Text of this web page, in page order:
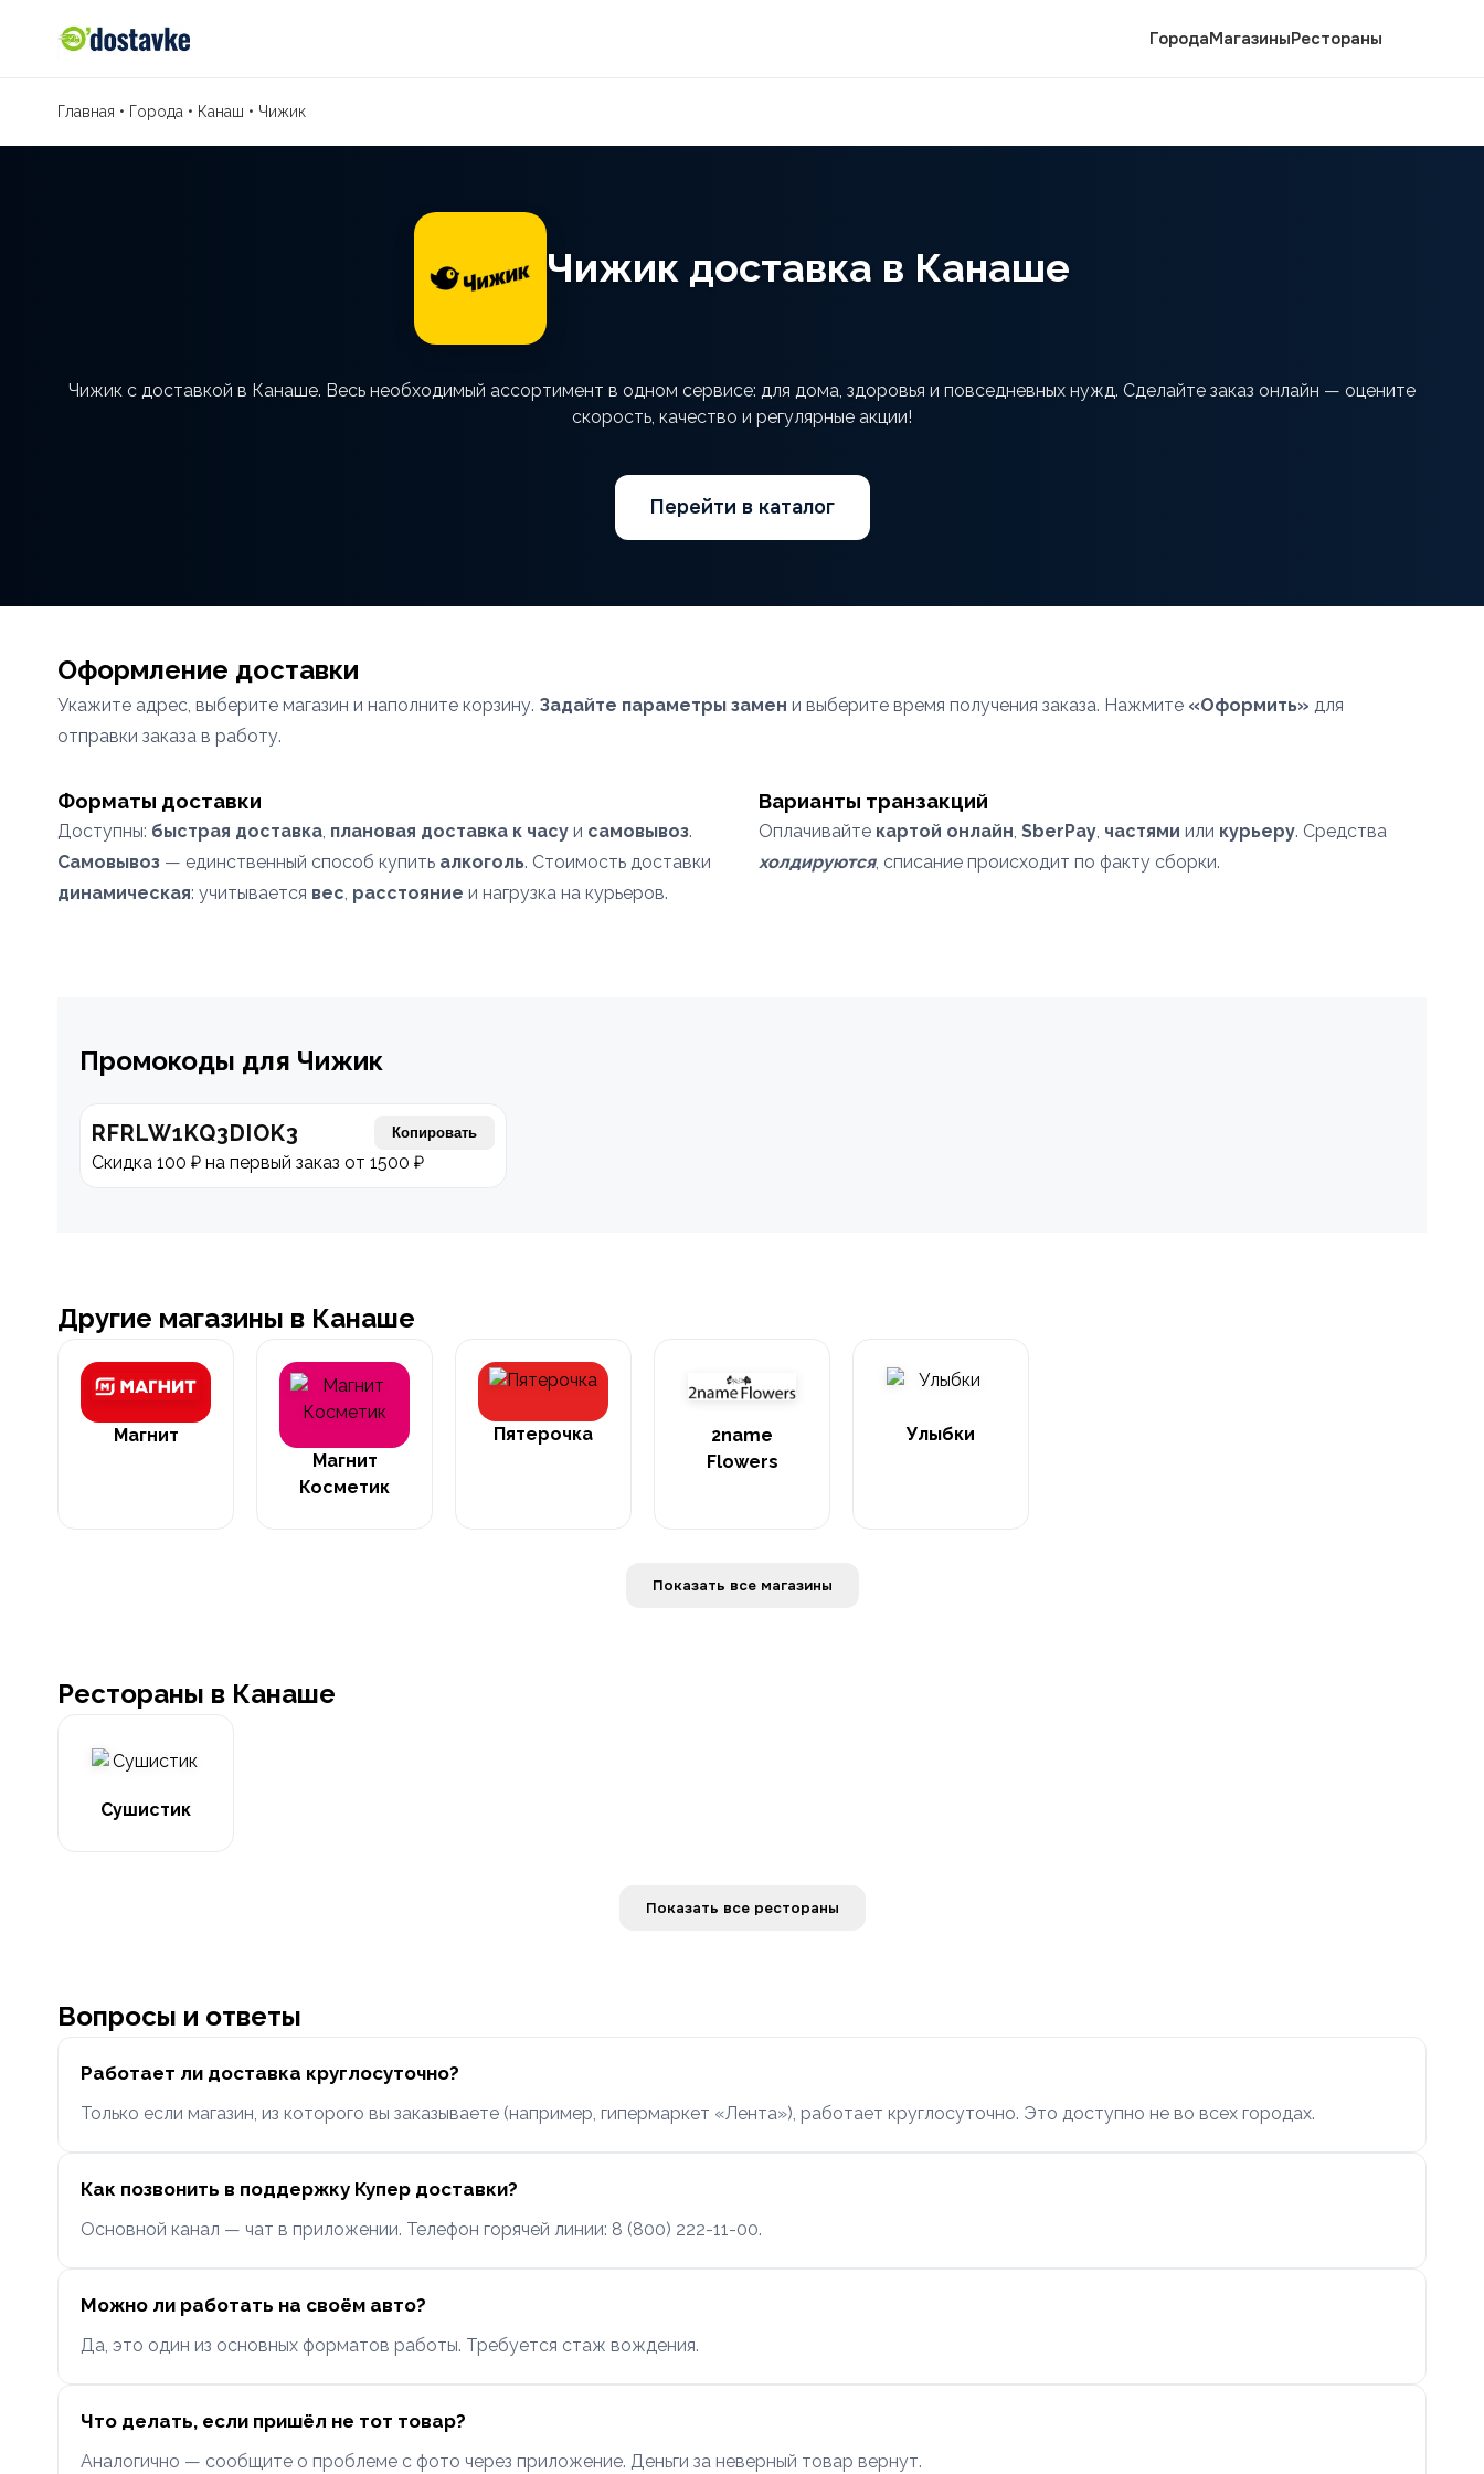
ГородаМагазиныРестораны
Главная • Города • Канаш • Чижик
Чижик доставка в Канаше
Чижик с доставкой в Канаше. Весь необходимый ассортимент в одном сервисе: для дома, здоровья и повседневных нужд. Сделайте заказ онлайн — оцените
скорость, качество и регулярные акции!
Перейти в каталог
Оформление доставки
Укажите адрес, выберите магазин и наполните корзину. Задайте параметры замен и выберите время получения заказа. Нажмите «Оформить» для
отправки заказа в работу.
Форматы доставки
Доступны: быстрая доставка, плановая доставка к часу и самовывоз.
Самовывоз — единственный способ купить алкоголь. Стоимость доставки
динамическая: учитывается вес, расстояние и нагрузка на курьеров.
Варианты транзакций
Оплачивайте картой онлайн, SberPay, частями или курьеру. Средства
холдируются, списание происходит по факту сборки.
Промокоды для Чижик
RFRLW1KQ3DIOK3 Копировать
Скидка 100 ₽ на первый заказ от 1500 ₽
Другие магазины в Канаше
Магнит
Магнит
Косметик
Пятерочка
2name
Flowers
Улыбки
Показать все магазины
Рестораны в Канаше
Сушистик
Показать все рестораны
Вопросы и ответы
Работает ли доставка круглосуточно?
Только если магазин, из которого вы заказываете (например, гипермаркет «Лента»), работает круглосуточно. Это доступно не во всех городах.
Как позвонить в поддержку Купер доставки?
Основной канал — чат в приложении. Телефон горячей линии: 8 (800) 222-11-00.
Можно ли работать на своём авто?
Да, это один из основных форматов работы. Требуется стаж вождения.
Что делать, если пришёл не тот товар?
Аналогично — сообщите о проблеме с фото через приложение. Деньги за неверный товар вернут.